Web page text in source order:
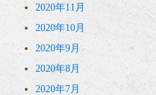
2020年11月
2020年10月
2020年9月
2020年8月
2020年7月